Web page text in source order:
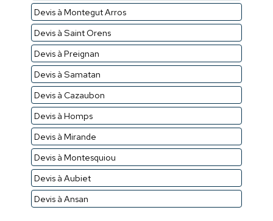
Devis à Montegut Arros
Devis à Saint Orens
Devis à Preignan
Devis à Samatan
Devis à Cazaubon
Devis à Homps
Devis à Mirande
Devis à Montesquiou
Devis à Aubiet
Devis à Ansan